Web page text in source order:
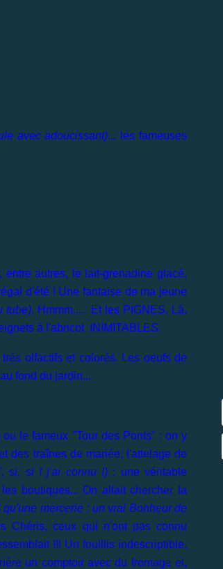
avec adoucissant)... les fameuses
autres, le lait-grenadine glacé,
d'été ! Une fantaise de ma jeune
tube). Hmmm.... Et les PIGNES. Là,
à l'abricot INIMITABLES.
olfactifs et colorés. Les oeufs de
fond du jardin...
le fameux "Tour des Ponts" : on y
des traînes de mariée; l'attelage de
si, si ! j'ai connu !) : une véritable
boutiques... On allait chercher la
mercerie : un vrai Bonheur de
Chéris, ceux qui n'ont pas connu
!!! Un fouillis indescriptible,
un comptoir avec du fromage et,